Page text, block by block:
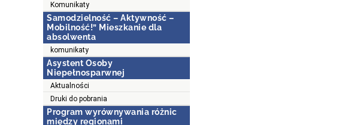
Komunikaty
Samodzielność – Aktywność –
Mobilność!” Mieszkanie dla
absolwenta
komunikaty
Asystent Osoby
Niepełnosparwnej
Aktualności
Druki do pobrania
Program wyrównywania różnic
między regionami